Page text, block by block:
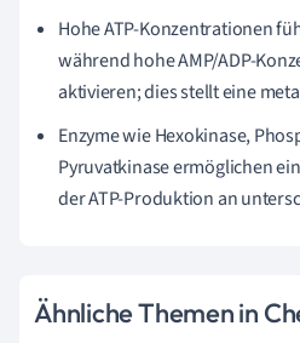
Hohe ATP-Konzentrationen
während hohe AMP/ADP-
aktivieren; dies stellt eine
Enzyme wie Hexokinase,
Pyruvatkinase ermöglichen
der ATP-Produktion an
Ähnliche Themen in